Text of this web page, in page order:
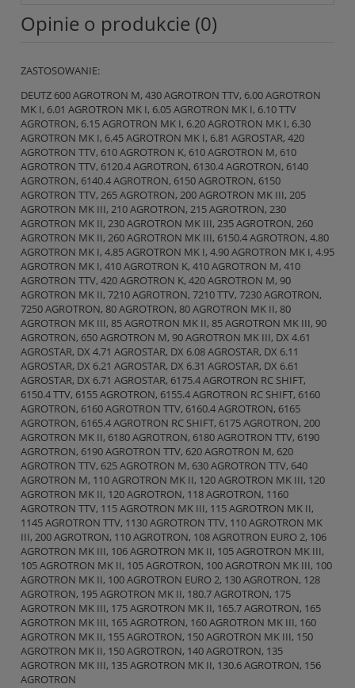
Opinie o produkcie (0)
ZASTOSOWANIE:
DEUTZ 600 AGROTRON M, 430 AGROTRON TTV, 6.00 AGROTRON
MK I, 6.01 AGROTRON MK I, 6.05 AGROTRON MK I, 6.10 TTV
AGROTRON, 6.15 AGROTRON MK I, 6.20 AGROTRON MK I, 6.30
AGROTRON MK I, 6.45 AGROTRON MK I, 6.81 AGROSTAR, 420
AGROTRON TTV, 610 AGROTRON K, 610 AGROTRON M, 610
AGROTRON TTV, 6120.4 AGROTRON, 6130.4 AGROTRON, 6140
AGROTRON, 6140.4 AGROTRON, 6150 AGROTRON, 6150
AGROTRON TTV, 265 AGROTRON, 200 AGROTRON MK III, 205
AGROTRON MK III, 210 AGROTRON, 215 AGROTRON, 230
AGROTRON MK II, 230 AGROTRON MK III, 235 AGROTRON, 260
AGROTRON MK II, 260 AGROTRON MK III, 6150.4 AGROTRON, 4.80
AGROTRON MK I, 4.85 AGROTRON MK I, 4.90 AGROTRON MK I, 4.95
AGROTRON MK I, 410 AGROTRON K, 410 AGROTRON M, 410
AGROTRON TTV, 420 AGROTRON K, 420 AGROTRON M, 90
AGROTRON MK II, 7210 AGROTRON, 7210 TTV, 7230 AGROTRON,
7250 AGROTRON, 80 AGROTRON, 80 AGROTRON MK II, 80
AGROTRON MK III, 85 AGROTRON MK II, 85 AGROTRON MK III, 90
AGROTRON, 650 AGROTRON M, 90 AGROTRON MK III, DX 4.61
AGROSTAR, DX 4.71 AGROSTAR, DX 6.08 AGROSTAR, DX 6.11
AGROSTAR, DX 6.21 AGROSTAR, DX 6.31 AGROSTAR, DX 6.61
AGROSTAR, DX 6.71 AGROSTAR, 6175.4 AGROTRON RC SHIFT,
6150.4 TTV, 6155 AGROTRON, 6155.4 AGROTRON RC SHIFT, 6160
AGROTRON, 6160 AGROTRON TTV, 6160.4 AGROTRON, 6165
AGROTRON, 6165.4 AGROTRON RC SHIFT, 6175 AGROTRON, 200
AGROTRON MK II, 6180 AGROTRON, 6180 AGROTRON TTV, 6190
AGROTRON, 6190 AGROTRON TTV, 620 AGROTRON M, 620
AGROTRON TTV, 625 AGROTRON M, 630 AGROTRON TTV, 640
AGROTRON M, 110 AGROTRON MK II, 120 AGROTRON MK III, 120
AGROTRON MK II, 120 AGROTRON, 118 AGROTRON, 1160
AGROTRON TTV, 115 AGROTRON MK III, 115 AGROTRON MK II,
1145 AGROTRON TTV, 1130 AGROTRON TTV, 110 AGROTRON MK
III, 200 AGROTRON, 110 AGROTRON, 108 AGROTRON EURO 2, 106
AGROTRON MK III, 106 AGROTRON MK II, 105 AGROTRON MK III,
105 AGROTRON MK II, 105 AGROTRON, 100 AGROTRON MK III, 100
AGROTRON MK II, 100 AGROTRON EURO 2, 130 AGROTRON, 128
AGROTRON, 195 AGROTRON MK II, 180.7 AGROTRON, 175
AGROTRON MK III, 175 AGROTRON MK II, 165.7 AGROTRON, 165
AGROTRON MK III, 165 AGROTRON, 160 AGROTRON MK III, 160
AGROTRON MK II, 155 AGROTRON, 150 AGROTRON MK III, 150
AGROTRON MK II, 150 AGROTRON, 140 AGROTRON, 135
AGROTRON MK III, 135 AGROTRON MK II, 130.6 AGROTRON, 156
AGROTRON